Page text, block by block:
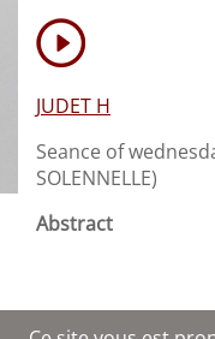
JUDET H
Seance of
SOLENNELLE)
Abstract